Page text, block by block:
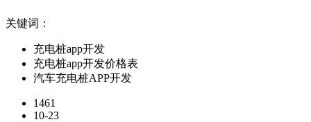
关键词：
充电桩app开发
充电桩app开发价格表
汽车充电桩APP开发
1461
10-23